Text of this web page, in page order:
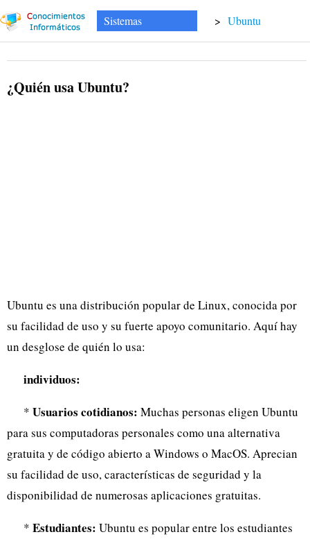
Sistemas > Ubuntu
¿Quién usa Ubuntu?
Ubuntu es una distribución popular de Linux, conocida por
su facilidad de uso y su fuerte apoyo comunitario. Aquí hay
un desglose de quién lo usa:
individuos:
* Usuarios cotidianos: Muchas personas eligen Ubuntu
para sus computadoras personales como una alternativa
gratuita y de código abierto a Windows o MacOS. Aprecian
su facilidad de uso, características de seguridad y la
disponibilidad de numerosas aplicaciones gratuitas.
* Estudiantes: Ubuntu es popular entre los estudiantes